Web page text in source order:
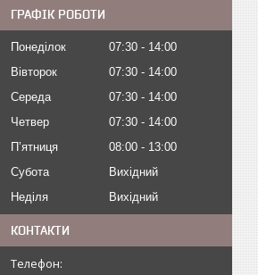
ГРАФІК РОБОТИ
Понеділок 07:30
14:00
Вівторок
07:30
14:00
Середа
07:30
14:00
Четвер
07:30
14:00
Пʼятниця
08:00
13:00
Субота
Вихідний
Неділя
Вихідний
КОНТАКТИ